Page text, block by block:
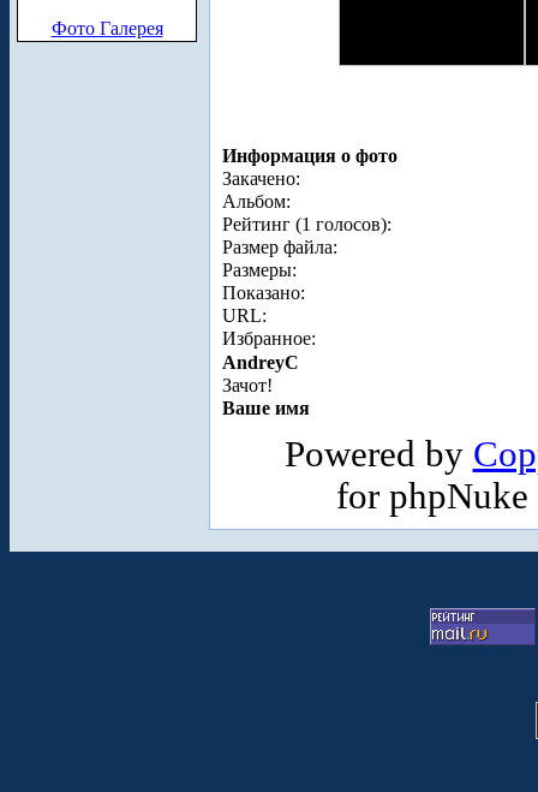
Фото Галерея
Информация о фото
Закачено:
Альбом:
Рейтинг (1 голосов):
Размер файла:
Размеры:
Показано:
URL:
Избранное:
AndreyC
Зачот!
Ваше имя
Powered by
for